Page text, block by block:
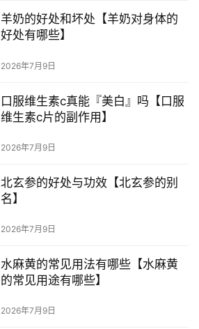
羊奶的好处和坏处【羊奶对身体的
好处有哪些】
2026年7月9日
口服维生素c真能『美白』吗【口服
维生素c片的副作用】
2026年7月9日
北玄参的好处与功效【北玄参的别
名】
2026年7月9日
水麻黄的常见用法有哪些【水麻黄
的常见用途有哪些】
2026年7月9日